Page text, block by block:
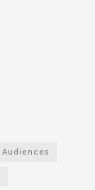
Audiences